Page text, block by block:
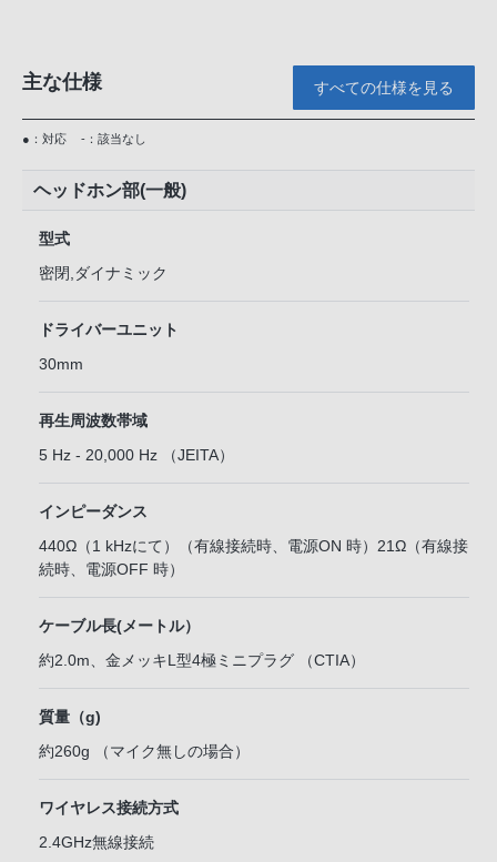
主な仕様 すべての仕様を見る
●：対応 -：該当なし
ヘッドホン部(一般)
型式
密閉,ダイナミック
ドライバーユニット
30mm
再生周波数帯域
5 Hz - 20,000 Hz （JEITA）
インピーダンス
440Ω（1 kHzにて）（有線接続時、電源ON 時）21Ω（有線接
続時、電源OFF 時）
ケーブル長(メートル）
約2.0m、金メッキL型4極ミニプラグ （CTIA）
質量（g)
約260g （マイク無しの場合）
ワイヤレス接続方式
2.4GHz無線接続